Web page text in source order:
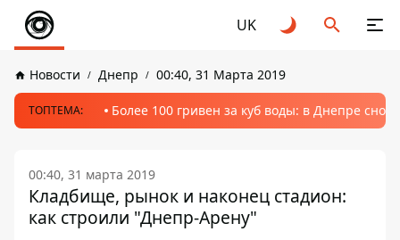
UK
Новости Днепр 00:40, 31 Марта 2019
ТОПТЕМА: Более 100 гривен за куб воды: в Днепре
00:40, 31 марта 2019
Кладбище, рынок и наконец стадион:
как строили "Днепр-Арену"